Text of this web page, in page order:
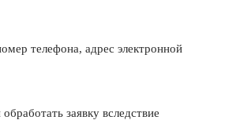
телефона, адрес электронной
заявку вследствие